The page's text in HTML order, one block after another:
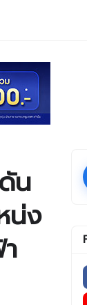
น
น่ง